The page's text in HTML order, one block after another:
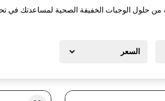
من حلول الوجبات الخفيفة الصحية لمساعدتك في
السعر